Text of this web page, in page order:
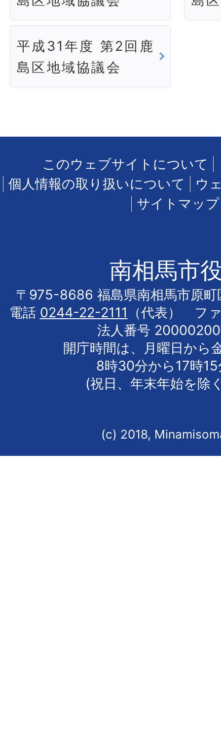
平成31年度 第2回鹿
島区地域協議会
このウェブサイトについて
個人情報の取り扱いについて
ウ
サイトマップ
南相馬市
〒975-8686 福島県南相馬市原町
電話 0244-22-2111
（代表） フ
法人番号
開庁時間は、月曜日から
8時30分から17時
(祝日、年末年始を除
(c) 2018,